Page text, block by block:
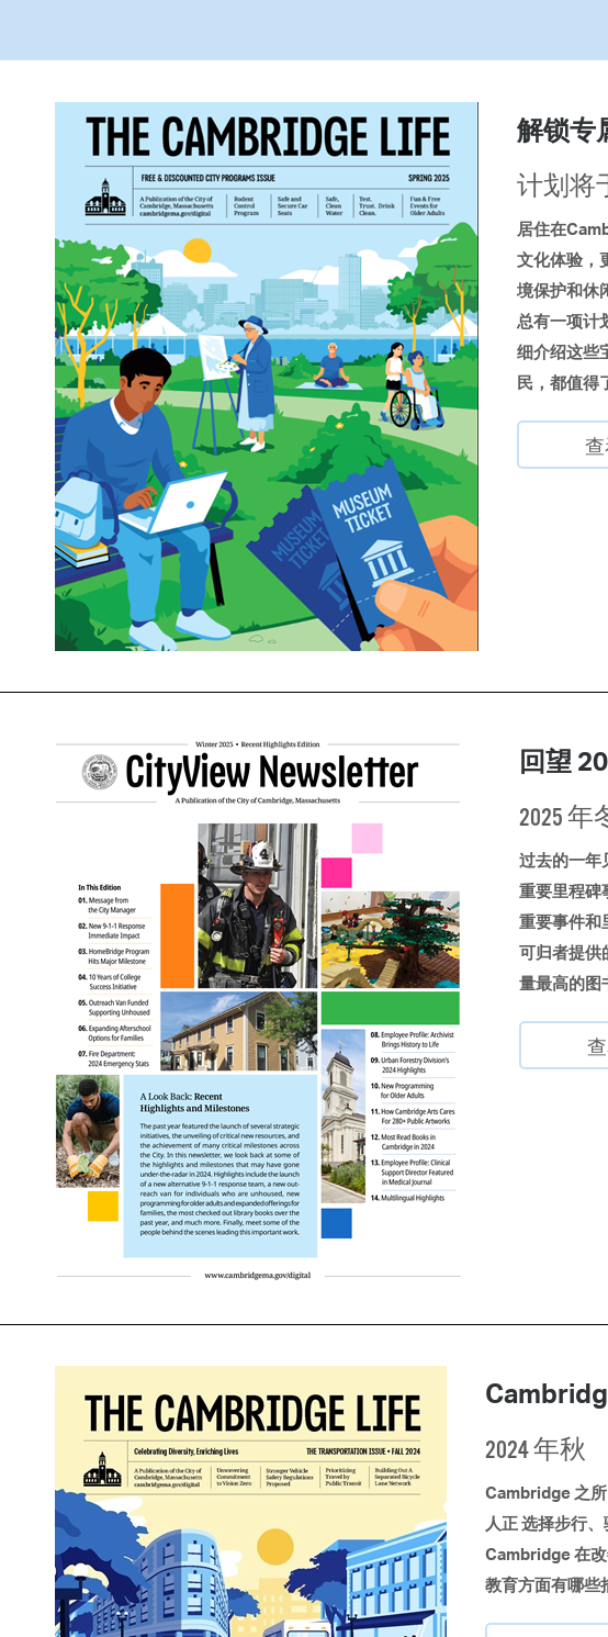
解锁专
计划将
居住在
文化体验，
境保护和休
总有一项计
细介绍这些
民，都值得
回望
2025 年
过去的一年
重要里程碑
重要事件和
可归者提供
量最高的图
2024 年秋
Cambridge 之
人正 选择步行
Cambridge 在
教育方面有哪些